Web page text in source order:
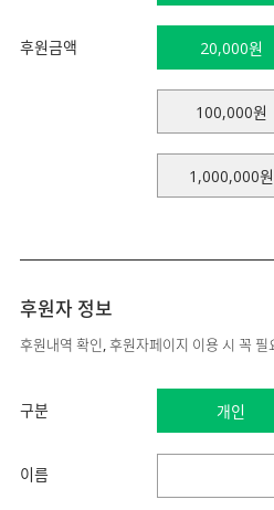
후원금액 20,000원
100,000원
1,000,000원
후원자 정보
후원내역 확인, 후원자페이지 이용 시 꼭
구분 개인
이름